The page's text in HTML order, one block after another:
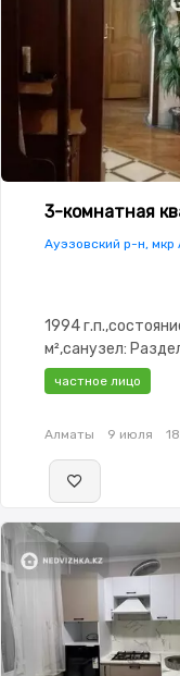
3-комнатная
Ауэзовский р-н, мкр
1994
м²,санузел:
частное лицо
Алматы 9 июля